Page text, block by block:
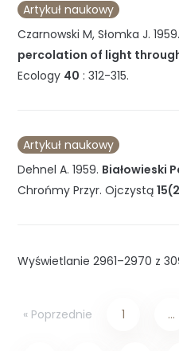
Artykuł naukowy
Czarnowski M, Słomka J. 1959.
percolation of light
Ecology 40 :312-315.
Artykuł naukowy
Dehnel A. 1959. Białowieski
Chrońmy Przyr. Ojczystą
Wyświetlanie 2961–2970 z
« Poprzednie 1 …